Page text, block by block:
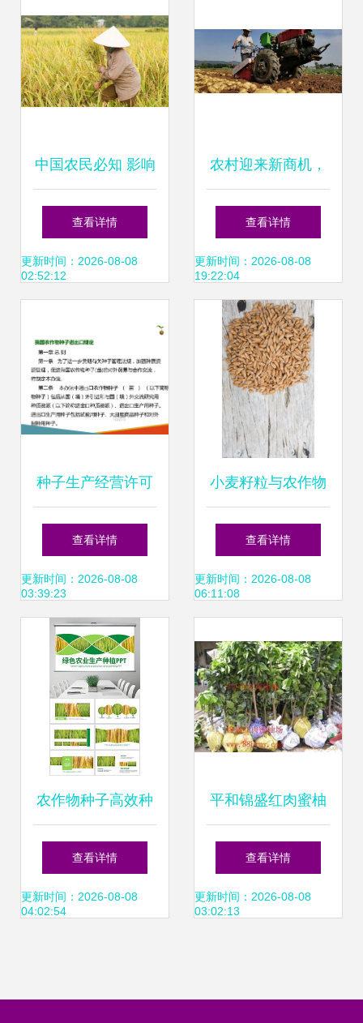
中国农民必知 影响
世界的6种农作物
种子
查看详情
更新时间：2026-08-08
02:52:12
农村迎来新商机，
国家支持作物助力
农民抢先种植
查看详情
更新时间：2026-08-08
19:22:04
种子生产经营许可
管理与我国农作物
种子进出口规定的
协调路径
查看详情
更新时间：2026-08-08
03:39:23
小麦籽粒与农作物
种子 奥秘与价值
查看详情
更新时间：2026-08-08
06:11:08
农作物种子高效种
植指南 从选种到丰
收的实战模板
查看详情
更新时间：2026-08-08
04:02:54
平和锦盛红肉蜜柚
贸易 精选农作物种
子与种苗产品列表
查看详情
更新时间：2026-08-08
03:02:13